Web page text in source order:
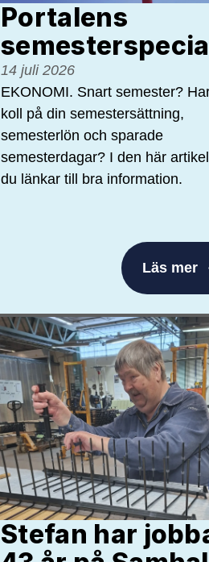
Portalens
14 juli 2026
EKONOMI. Snart semester?
koll på din semestersättning,
semesterlön och sparade
semesterdagar? I den här
du länkar till bra information.
Läs mer
Stefan har